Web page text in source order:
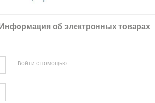
Информация об электронных товарах
Войти с помощью